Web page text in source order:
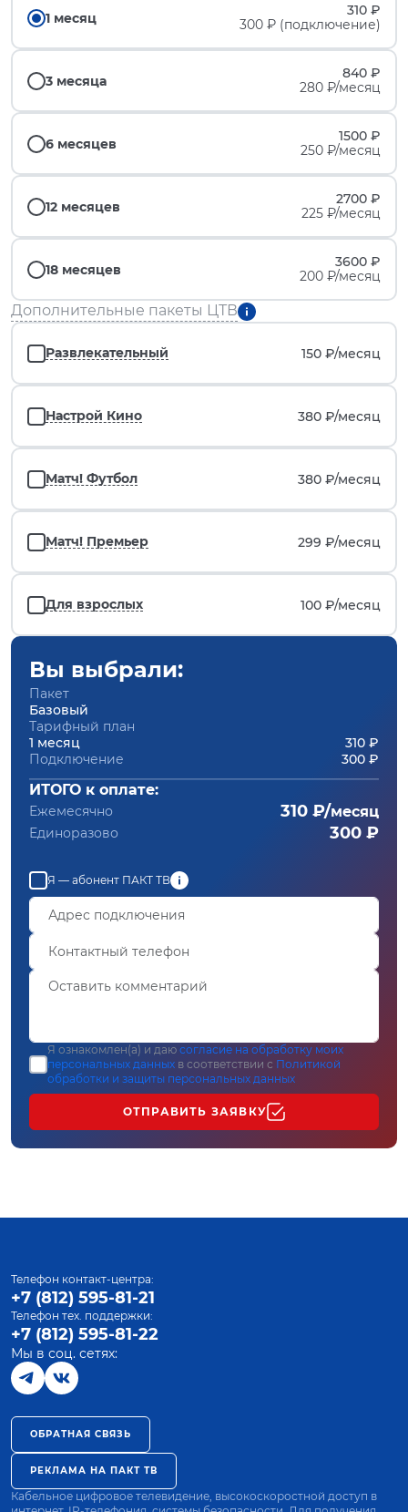
1 месяц
310 ₽
300 ₽ (подключение)
3 месяца
840 ₽
280 ₽/месяц
6 месяцев
1500 ₽
250 ₽/месяц
12 месяцев
2700 ₽
225 ₽/месяц
18 месяцев
3600 ₽
200 ₽/месяц
Дополнительные пакеты ЦТВ
Развлекательный 150 ₽/месяц
Настрой Кино 380 ₽/месяц
Матч! Футбол 380 ₽/месяц
Матч! Премьер 299 ₽/месяц
Для взрослых 100 ₽/месяц
Вы выбрали:
Пакет
Базовый
Тарифный план
1 месяц
310 ₽
Подключение
300 ₽
ИТОГО к оплате:
Ежемесячно 310 ₽/месяц
Единоразово 300 ₽
Я — абонент ПАКТ ТВ
Я ознакомлен(а) и даю согласие на обработку моих
персональных данных в соответствии с Политикой
обработки и защиты персональных данных
ОТПРАВИТЬ ЗАЯВКУ
Телефон контакт-центра:
+7 (812) 595-81-21
Телефон тех. поддержки:
+7 (812) 595-81-22
Мы в соц. сетях:
ОБРАТНАЯ СВЯЗЬ
РЕКЛАМА НА ПАКТ ТВ
Кабельное цифровое телевидение, высокоскоростной доступ в